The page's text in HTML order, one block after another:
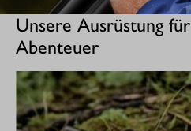
Unsere Ausrüstung
Abenteuer